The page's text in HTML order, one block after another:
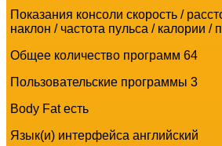
Показания консоли скорость /
наклон / частота пульса / калории /
Общее количество программ 64
Пользовательские программы 3
Body Fat есть
Язык(и) интерфейса английский